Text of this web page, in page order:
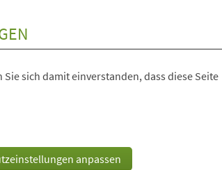
sich damit einverstanden, dass diese Seite
anpassen